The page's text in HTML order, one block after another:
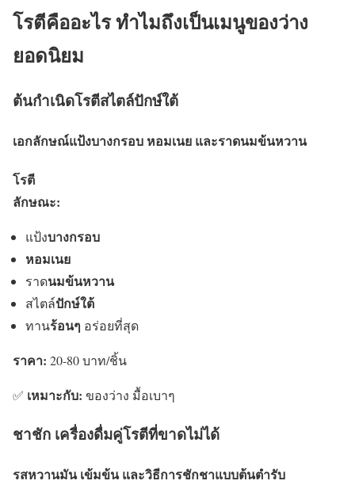
โรตีคืออะไร ทำไมถึงเป็นเมนูของว่าง
ยอดนิยม
ต้นกำเนิดโรตีสไตล์ปักษ์ใต้
เอกลักษณ์แป้งบางกรอบ หอมเนย และราดนมข้นหวาน
โรตี
ลักษณะ:
แป้งบางกรอบ
หอมเนย
ราดนมข้นหวาน
สไตล์ปักษ์ใต้
ทานร้อนๆ อร่อยที่สุด
ราคา: 20-80 บาท/ชิ้น
✅ เหมาะกับ: ของว่าง มื้อเบาๆ
ชาชัก เครื่องดื่มคู่โรตีที่ขาดไม่ได้
รสหวานมัน เข้มข้น และวิธีการชักชาแบบต้นตำรับ